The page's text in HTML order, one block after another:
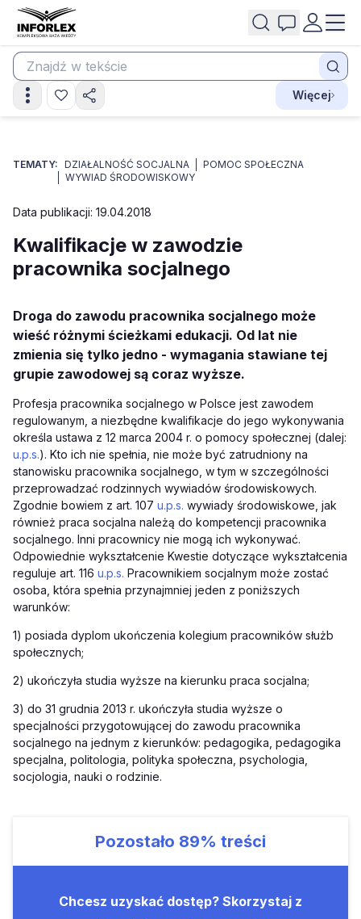
Więcej
TEMATY: DZIAŁALNOŚĆ SOCJALNA
POMOC SPOŁECZNA
WYWIAD ŚRODOWISKOWY
Data publikacji: 19.04.2018
Kwalifikacje w zawodzie
pracownika socjalnego
Droga do zawodu pracownika socjalnego może
wieść różnymi ścieżkami edukacji. Od lat nie
zmienia się tylko jedno - wymagania stawiane tej
grupie zawodowej są coraz wyższe.
Profesja pracownika socjalnego w Polsce jest zawodem
regulowanym, a niezbędne kwalifikacje do jego wykonywania
określa ustawa z 12 marca 2004 r. o pomocy społecznej (dalej:
u.p.s.). Kto ich nie spełnia, nie może być zatrudniony na
stanowisku pracownika socjalnego, w tym w szczególności
przeprowadzać rodzinnych wywiadów środowiskowych.
Zgodnie bowiem z art. 107 u.p.s. wywiady środowiskowe, jak
również praca socjalna należą do kompetencji pracownika
socjalnego. Inni pracownicy nie mogą ich wykonywać.
Odpowiednie wykształcenie Kwestie dotyczące wykształcenia
reguluje art. 116 u.p.s. Pracownikiem socjalnym może zostać
osoba, która spełnia przynajmniej jeden z poniższych
warunków:
1) posiada dyplom ukończenia kolegium pracowników służb
społecznych;
2) ukończyła studia wyższe na kierunku praca socjalna;
3) do 31 grudnia 2013 r. ukończyła studia wyższe o
specjalności przygotowującej do zawodu pracownika
socjalnego na jednym z kierunków: pedagogika, pedagogika
specjalna, politologia, polityka społeczna, psychologia,
socjologia, nauki o rodzinie.
Pozostało 89% treści
Chcesz uzyskać dostęp? Skorzystaj z